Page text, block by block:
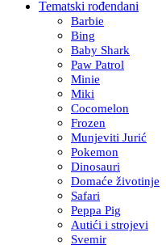
Tematski rođendani
Barbie
Bing
Baby Shark
Paw Patrol
Minie
Miki
Cocomelon
Frozen
Munjeviti Jurić
Pokemon
Dinosauri
Domaće životinje
Safari
Peppa Pig
Autići i strojevi
Svemir